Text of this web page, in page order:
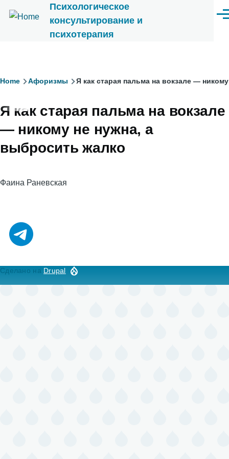
Перейти к основному содержанию
Психологическое
консультирование и
психотерапия
Строка
Home Афоризмы Я как старая пальма на вокзале —
Я как старая пальма на вокзале
— никому не нужна, а
выбросить жалко
Фаина Раневская
Сделано на Drupal